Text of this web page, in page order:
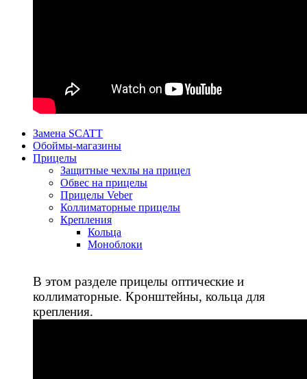
Замена SCATT
Обоймы-магазины
Прицелы
Защитные чехлы на прицел
Обвес на прицелы
Прицелы Veber
Коллиматорные прицелы
Крепления
Кольца
Моноблоки
В этом разделе прицелы оптические и
коллиматорные. Кронштейны, кольца для
крепления.